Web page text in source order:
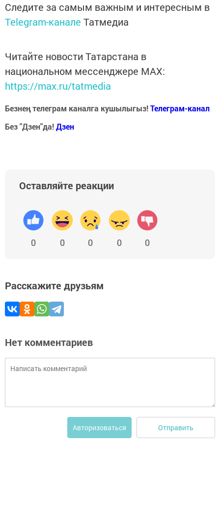
Следите за самым важным и интересным в
Telegram-канале Татмедиа
Читайте новости Татарстана в
национальном мессенджере MАХ:
https://max.ru/tatmedia
Безнең телеграм каналга кушылыгыз!Телеграм-канал
Без "Дзен"да!Дзен
Оставляйте реакции
0 0 0 0 0
Расскажите друзьям
Нет комментариев
Авторизоваться Отправить